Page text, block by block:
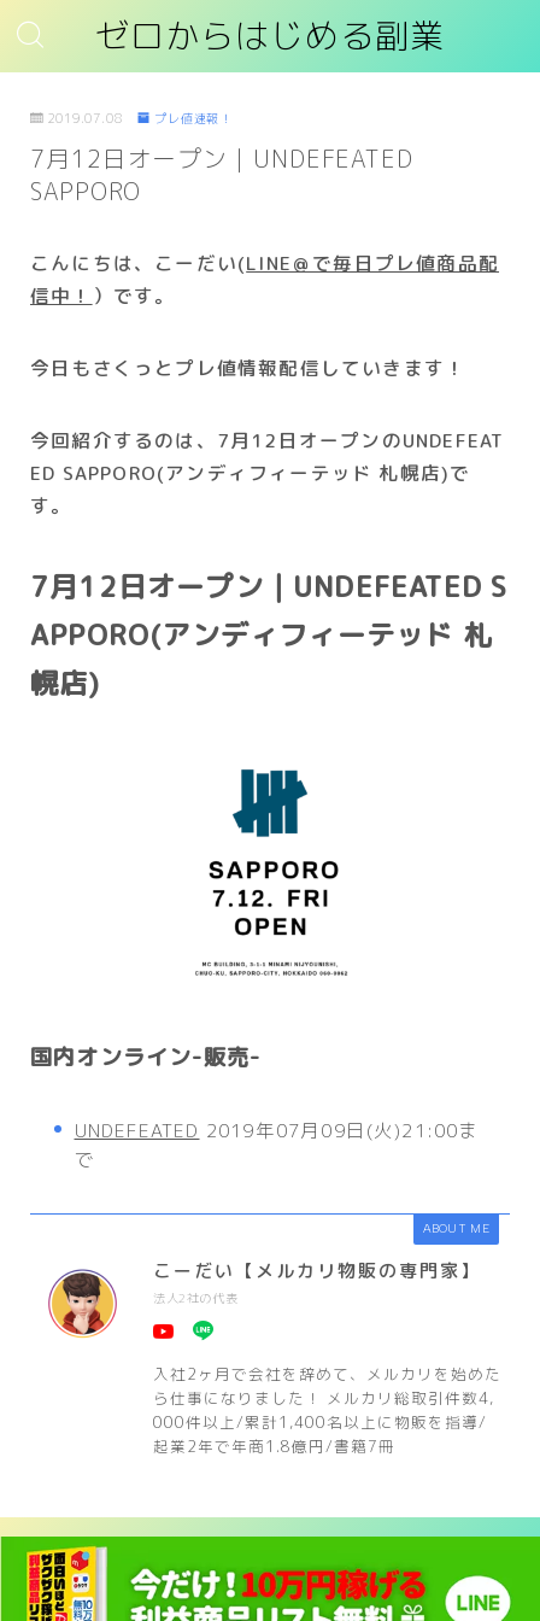
ゼロからはじめる副業
2019.07.08 プレ値速報！
7月12日オープン｜UNDEFEATED
SAPPORO
こんにちは、こーだい(LINE＠で毎日プレ値商品配
信中！ ） です。
今日もさくっとプレ値情報配信していきます！
今回紹介するのは、7月12日オープンのUNDEFEAT
ED SAPPORO(アンディフィーテッド 札幌店)で
す。
7月12日オープン｜UNDEFEATED S
APPORO(アンディフィーテッド 札
幌店)
国内オンライン-販売-
UNDEFEATED 2019年07月09日(火)21:00ま
で
ABOUT ME
こーだい【メルカリ物販の専門家】
法人2社の代表
入社2ヶ月で会社を辞めて、メルカリを始めた
ら仕事になりました！ メルカリ総取引件数4,
000件以上/累計1,400名以上に物販を指導/
起業2年で年商1.8億円/書籍7冊
HOME ＞ プレ値速報！
運営者情報 プライバシーポリシー